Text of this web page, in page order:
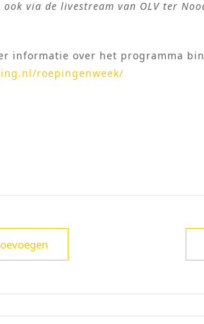
via de livestream van OLV ter
informatie over het programma
roepingenweek/